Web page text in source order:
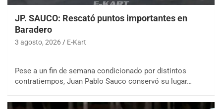
JP. SAUCO: Rescató puntos importantes en
Baradero
3 agosto, 2026 E-Kart
Pese a un fin de semana condicionado por distintos
contratiempos, Juan Pablo Sauco conservó su lugar…